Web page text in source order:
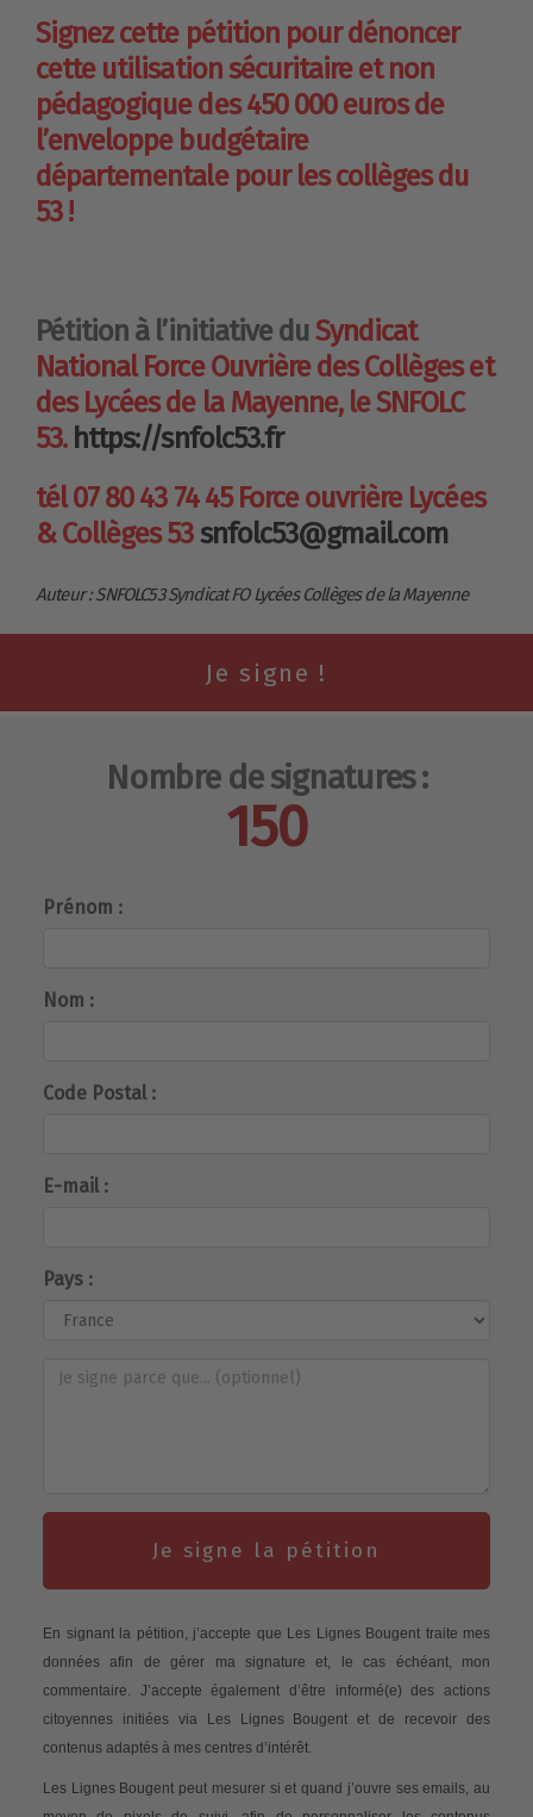
Signez cette pétition pour dénoncer
cette utilisation sécuritaire et non
pédagogique des 450 000 euros de
l’enveloppe budgétaire
départementale pour les collèges du
53 !
Pétition à l’initiative duSyndicat
National Force Ouvrière des Collèges et
des Lycées de la Mayenne, le SNFOLC
53. https://snfolc53.fr
tél 07 80 43 74 45 Force ouvrière Lycées
& Collèges 53snfolc53@gmail.com
Auteur : SNFOLC53 Syndicat FO Lycées Collèges de la Mayenne
Nombre de signatures :
150
Prénom :
Nom :
Code Postal :
E-mail :
Pays :
Je signe la pétition
En signant la pétition, j’accepte que Les Lignes Bougent traite mes
données afin de gérer ma signature et, le cas échéant, mon
commentaire. J’accepte également d’être informé(e) des actions
citoyennes initiées via Les Lignes Bougent et de recevoir des
contenus adaptés à mes centres d’intérêt.
Les Lignes Bougent peut mesurer si et quand j’ouvre ses emails, au